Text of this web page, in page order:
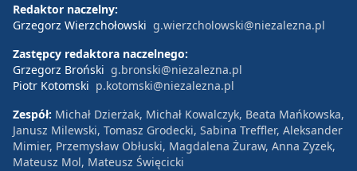
Redaktor naczelny:
Grzegorz Wierzchołowski g.wierzcholowski@niezalezna.pl
Zastępcy redaktora naczelnego:
Grzegorz Broński g.bronski@niezalezna.pl
Piotr Kotomski p.kotomski@niezalezna.pl
Zespół: Michał Dzierżak, Michał Kowalczyk, Beata Mańkowska,
Janusz Milewski, Tomasz Grodecki, Sabina Treffler, Aleksander
Mimier, Przemysław Obłuski, Magdalena Żuraw, Anna Zyzek,
Mateusz Mol, Mateusz Święcicki